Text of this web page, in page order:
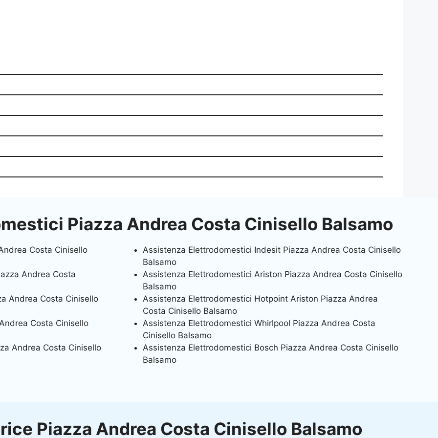
Piazza Andrea Costa Cinisello Balsamo
Costa Cinisello
Andrea Costa
Andrea Costa Cinisello
Costa Cinisello
Andrea Costa Cinisello
Assistenza Elettrodomestici Indesit Piazza Andrea Costa Cinisello
Balsamo
Assistenza Elettrodomestici Ariston Piazza Andrea Costa Cinisello
Balsamo
Assistenza Elettrodomestici Hotpoint Ariston Piazza Andrea
Costa Cinisello Balsamo
Assistenza Elettrodomestici Whirlpool Piazza Andrea Costa
Cinisello Balsamo
Assistenza Elettrodomestici Bosch Piazza Andrea Costa Cinisello
Balsamo
Piazza Andrea Costa Cinisello Balsamo